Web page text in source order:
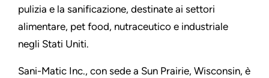
pulizia e la sanificazione, destinate ai settori
alimentare, pet food, nutraceutico e industriale
negli Stati Uniti.
Sani-Matic Inc., con sede a Sun Prairie, Wisconsin, è